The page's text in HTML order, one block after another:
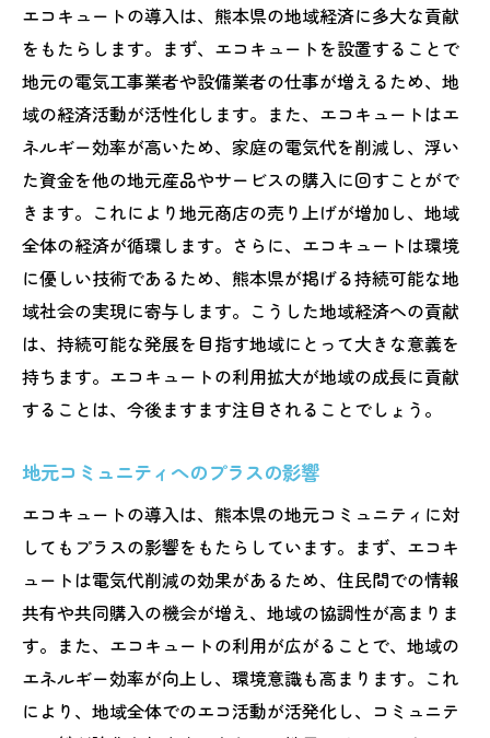
エコキュートの導入は、熊本県の地域経済に多大な貢献
をもたらします。まず、エコキュートを設置することで
地元の電気工事業者や設備業者の仕事が増えるため、地
域の経済活動が活性化します。また、エコキュートはエ
ネルギー効率が高いため、家庭の電気代を削減し、浮い
た資金を他の地元産品やサービスの購入に回すことがで
きます。これにより地元商店の売り上げが増加し、地域
全体の経済が循環します。さらに、エコキュートは環境
に優しい技術であるため、熊本県が掲げる持続可能な地
域社会の実現に寄与します。こうした地域経済への貢献
は、持続可能な発展を目指す地域にとって大きな意義を
持ちます。エコキュートの利用拡大が地域の成長に貢献
することは、今後ますます注目されることでしょう。
地元コミュニティへのプラスの影響
エコキュートの導入は、熊本県の地元コミュニティに対
してもプラスの影響をもたらしています。まず、エコキ
ュートは電気代削減の効果があるため、住民間での情報
共有や共同購入の機会が増え、地域の協調性が高まりま
す。また、エコキュートの利用が広がることで、地域の
エネルギー効率が向上し、環境意識も高まります。これ
により、地域全体でのエコ活動が活発化し、コミュニテ